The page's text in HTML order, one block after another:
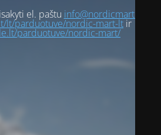
el. paštu info@nordicmart.com
lt/parduotuve/nordic-mart-ltir
parduotuve/nordic-mart/